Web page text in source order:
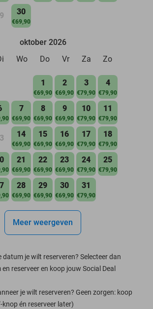
30
€69,90
oktober 2026
Wo Do Vr Za Zo
1
€69,90
2
€69,90
3
€79,90
4
€79,90
7
€69,90
8
€69,90
9
€69,90
10
€79,90
11
€79,90
14
€69,90
15
€69,90
16
€69,90
17
€79,90
18
€79,90
21
€69,90
22
€69,90
23
€69,90
24
€79,90
25
€79,90
28
€69,90
29
€69,90
30
€69,90
31
€79,90
Meer weergeven
datum je wilt reserveren? Selecteer dan
reserveer en koop jouw Social Deal
je wilt reserveren? Geen zorgen: koop
knop én reserveer later)